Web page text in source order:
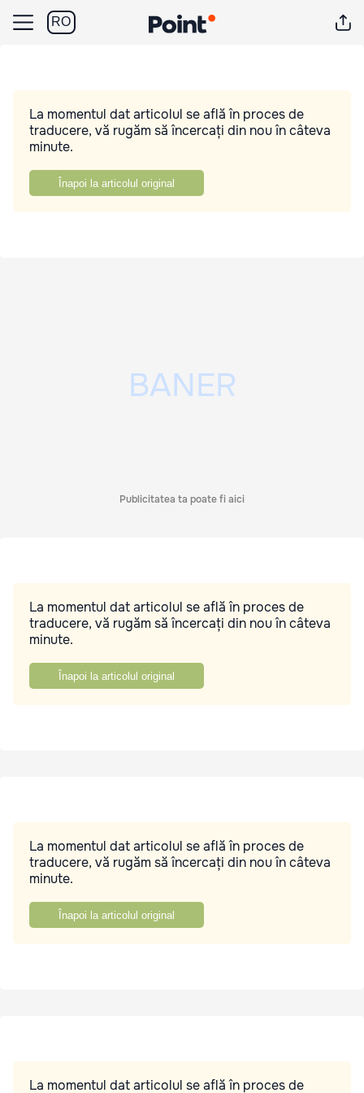
RO
La momentul dat articolul se află în proces de
traducere, vă rugăm să încercați din nou în câteva
minute.
Înapoi la articolul original
Publicitatea ta poate fi aici
La momentul dat articolul se află în proces de
traducere, vă rugăm să încercați din nou în câteva
minute.
Înapoi la articolul original
La momentul dat articolul se află în proces de
traducere, vă rugăm să încercați din nou în câteva
minute.
Înapoi la articolul original
La momentul dat articolul se află în proces de